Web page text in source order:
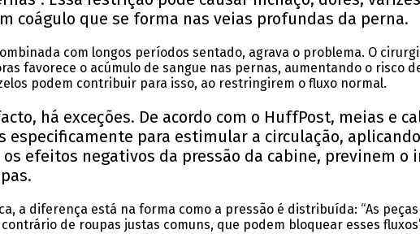
coágulo que se forma nas veias profundas da perna.
com longos períodos sentado, agrava o problema. O
favorece o acúmulo de sangue nas pernas, aumentando o risco
podem contribuir para isso, ao restringirem o fluxo normal.
há exceções. De acordo com o HuffPost, meias e
especificamente para estimular a circulação,
efeitos negativos da pressão da cabine, previnem o
a diferença está na forma como a pressão é distribuída: “As
de roupas justas comuns, que podem bloquear esses